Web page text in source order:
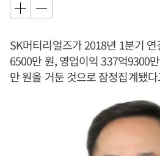
SK머티리얼즈가 2018년 1분기
6500만 원, 영업이익 337억9300
만 원을 거둔 것으로 잠정집계됐